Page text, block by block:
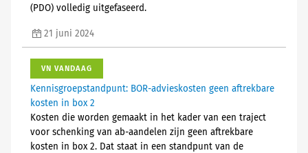
(PDO) volledig uitgefaseerd.
21 juni 2024
VN VANDAAG
Kennisgroepstandpunt: BOR-advieskosten geen aftrekbare
kosten in box 2
Kosten die worden gemaakt in het kader van een traject
voor schenking van ab-aandelen zijn geen aftrekbare
kosten in box 2. Dat staat in een standpunt van de